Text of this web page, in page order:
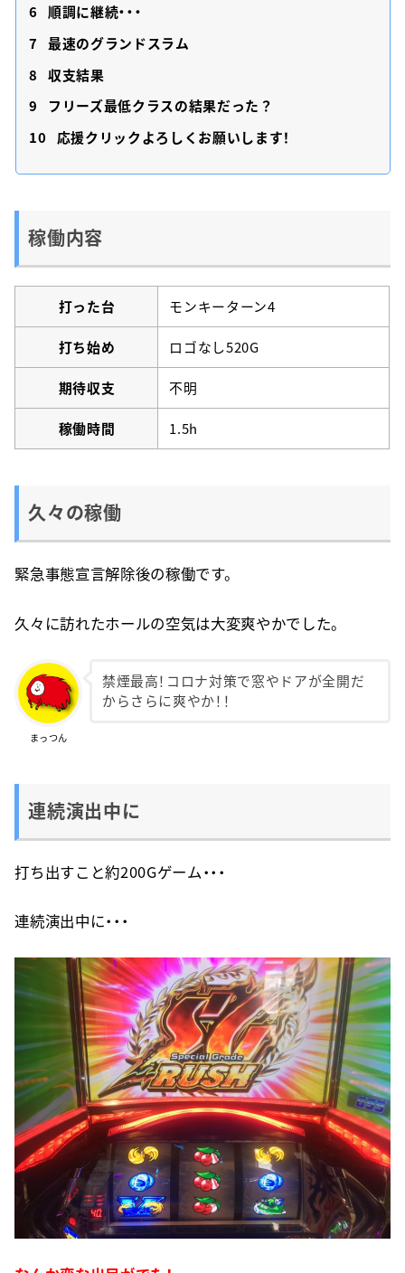
6
順調に継続・・・
7
最速のグランドスラム
8
収支結果
9
フリーズ最低クラスの結果だった？
10
応援クリックよろしくお願いします！
稼働内容
打った台 モンキーターン4
打ち始め ロゴなし520G
期待収支 不明
稼働時間 1.5h
久々の稼働
緊急事態宣言解除後の稼働です。
久々に訪れたホールの空気は大変爽やかでした。
まっつん
禁煙最高！コロナ対策で窓やドアが全開だ
からさらに爽やか！！
連続演出中に
打ち出すこと約200Gゲーム・・・
連続演出中に・・・